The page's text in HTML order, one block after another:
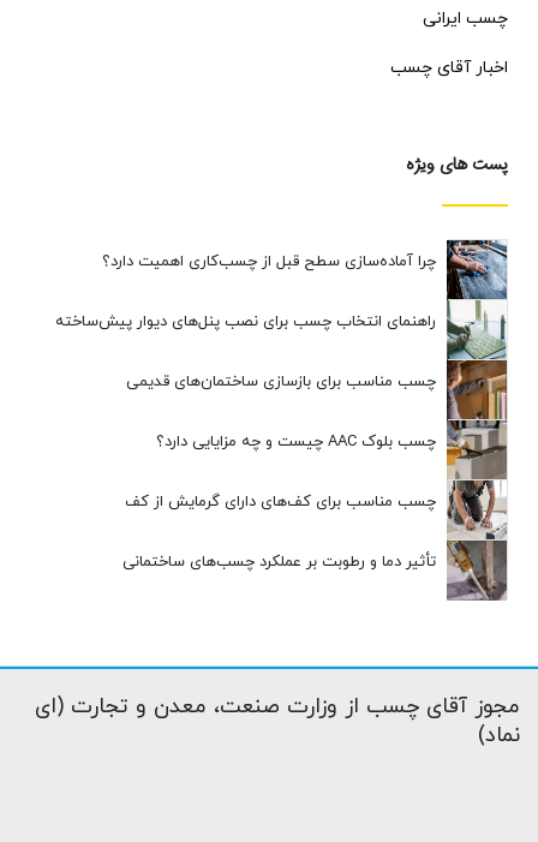
چسب ایرانی
اخبار آقای چسب
پست های ویژه
چرا آماده‌سازی سطح قبل از چسب‌کاری اهمیت دارد؟
راهنمای انتخاب چسب برای نصب پنل‌های دیوار پیش‌ساخته
چسب مناسب برای بازسازی ساختمان‌های قدیمی
چسب بلوک AAC چیست و چه مزایایی دارد؟
چسب مناسب برای کف‌های دارای گرمایش از کف
تأثیر دما و رطوبت بر عملکرد چسب‌های ساختمانی
مجوز آقای چسب از وزارت صنعت، معدن و تجارت (ای
نماد)